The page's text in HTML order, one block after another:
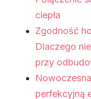
ciepła
Zgodność
Dlaczego
przy
perfekcyjną